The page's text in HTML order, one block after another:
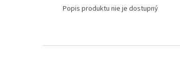
Popis produktu nie je dostupný